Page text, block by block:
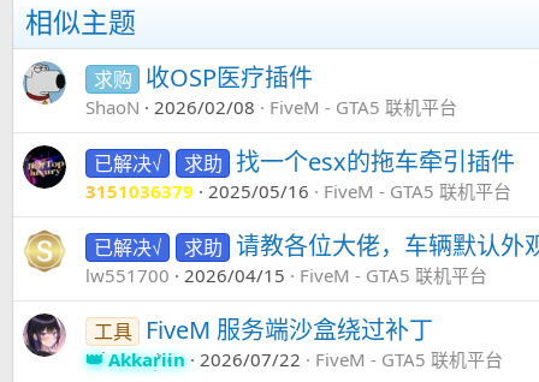
相似主题
求购 收OSP医疗插件
ShaoN 2026/02/08 FiveM - GTA5 联机平台
已解决√ 求助 找一个esx的拖车牵引插件
3151036379 2025/05/16 FiveM - GTA5 联机平台
已解决√ 求助 请教各位大佬，车辆默认外
lw551700 2026/04/15 FiveM - GTA5 联机平台
工具 FiveM 服务端沙盒绕过补丁
Akkariin 2026/07/22 FiveM - GTA5 联机平台